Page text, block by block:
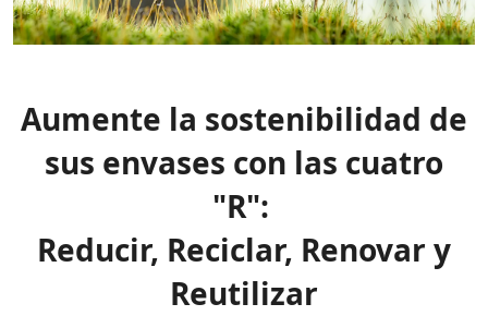
Aumente la sostenibilidad de
sus envases con las cuatro
"R": ​
Reducir, Reciclar, Renovar y
Reutilizar